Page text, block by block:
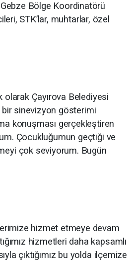
Bölge Koordinatörü
STK’lar, muhtarlar, özel
olarak Çayırova Belediyesi
bir sinevizyon gösterimi
konuşması gerçekleştiren
Çocukluğumun geçtiği ve
çok seviyorum. Bugün
hizmet etmeye devam
hizmetleri daha kapsamlı
çıktığımız bu yolda ilçemize